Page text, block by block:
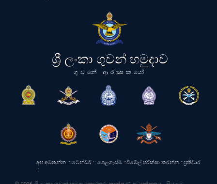
ශ්‍රී ලංකා ගුවන් හමුදාව
ගුවනේ ආරක්‍ෂකයෝ
අප අමතන්න :: ටෙන්ඩර් :: පෙළගැස්ම ::ඊමේල් පරීක්ෂා කරන්න ::ප්‍රතිචාර
::